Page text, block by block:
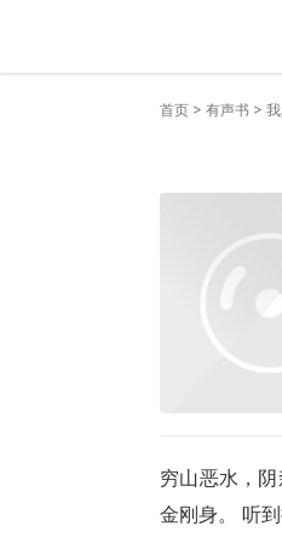
首页 > 有声书 >
穷山恶水，
金刚身。 听